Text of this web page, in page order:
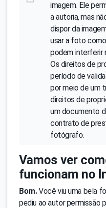
imagem. Ele
a autoria, mas
dispor da
usar a foto
podem interferir
Os direitos de
período de
por meio de um
direitos de
um documento
contrato de
fotógrafo.
Vamos ver
funcionam no
Bom.Você viu uma bela
pediu ao autor permissão